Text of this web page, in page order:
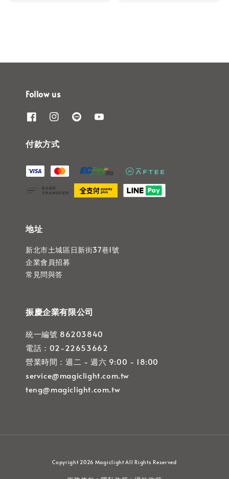
Follow us
付款方式
地址
新北市土城區日新街37巷1號
企業會員招募
常見問與答
振慶企業有限公司
統一編號 86203840
電話：02-22653662
營業時間：週二 - 週六 9:00 - 18:00
service@magiclight.com.tw
teng@magiclight.com.tw
Copyright 2026 Magiclight All Rights Reserved